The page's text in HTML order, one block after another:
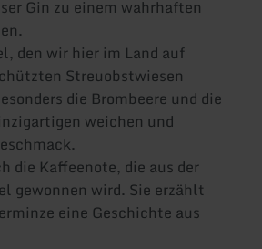
Gin zu einem wahrhaften
den wir hier im Land auf
Streuobstwiesen
die Brombeere und die
weichen und
die Kaffeenote, die aus der
gewonnen wird. Sie erzählt
eine Geschichte aus